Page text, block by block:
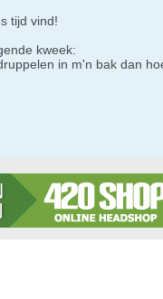
tijd vind!
kweek:
in m'n bak dan